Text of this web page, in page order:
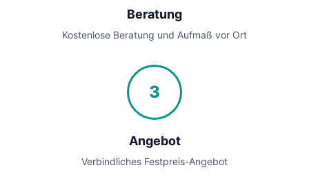
Beratung
Kostenlose Beratung und Aufmaß vor Ort
3
Angebot
Verbindliches Festpreis-Angebot